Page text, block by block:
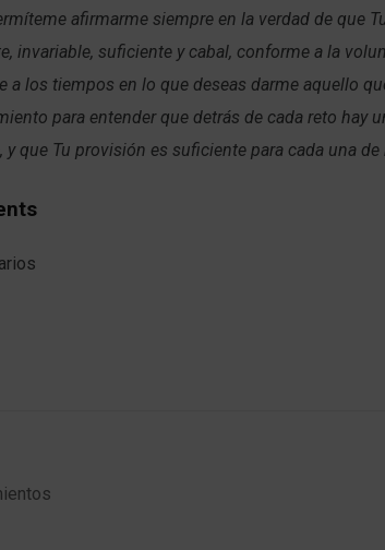
afirmarme siempre en la verdad de que
invariable, suficiente y cabal, conforme a la
a los tiempos en lo que deseas darme aquello
para entender que detrás de cada reto hay
y que Tu provisión es suficiente para cada una